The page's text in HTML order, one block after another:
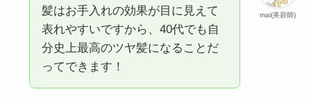
mai(美容師)
髪はお手入れの効果が目に見えて
表れやすいですから、40代でも自
分史上最高のツヤ髪になることだ
ってできます！